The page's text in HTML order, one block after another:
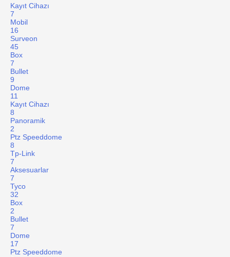
Kayıt Cihazı
7
Mobil
16
Surveon
45
Box
7
Bullet
9
Dome
11
Kayıt Cihazı
8
Panoramik
2
Ptz Speeddome
8
Tp-Link
7
Aksesuarlar
7
Tyco
32
Box
2
Bullet
7
Dome
17
Ptz Speeddome